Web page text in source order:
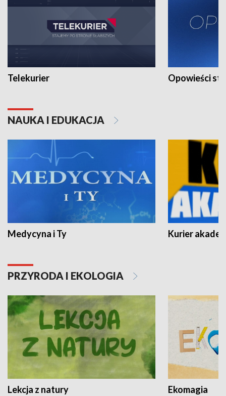
Telekurier Opowieści
NAUKA I EDUKACJA
Medycyna i Ty Kurier
PRZYRODA I EKOLOGIA
Lekcja z natury Ekomagia